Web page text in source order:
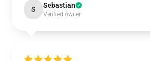
S Sebastian
Verified owner